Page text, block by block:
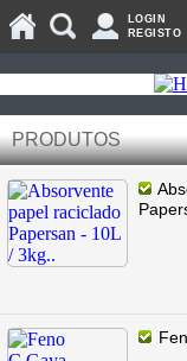
LOGIN
REGISTO
PRODUTOS